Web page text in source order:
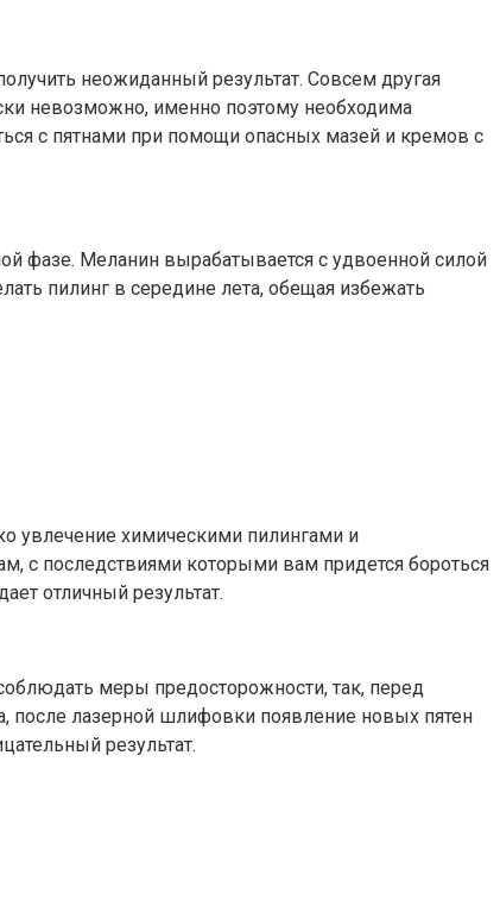
неожиданный результат. Совсем другая
невозможно, именно поэтому необходима
с пятнами при помощи опасных мазей и кремов с
фазе. Меланин вырабатывается с удвоенной силой
пилинг в середине лета, обещая избежать
увлечение химическими пилингами и
последствиями которыми вам придется бороться
отличный результат.
меры предосторожности, так, перед
после лазерной шлифовки появление новых пятен
результат.